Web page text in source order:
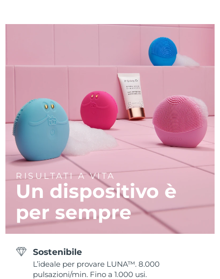
RISULTATI A VITA
Un dispositivo è
per sempre
Sostenibile
L’ideale per provare LUNA™. 8.000
pulsazioni/min. Fino a 1.000 usi.